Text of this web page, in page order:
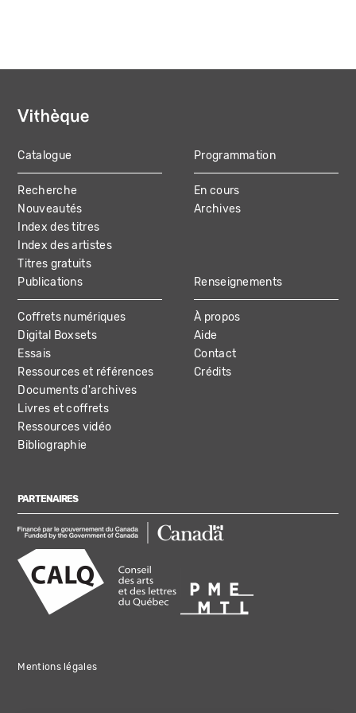
MAIN
NAVIGATION
Catalogue
Recherche
Nouveautés
Index des titres
Index des artistes
Titres gratuits
Programmation
En cours
Archives
Publications
Coffrets numériques
Digital Boxsets
Essais
Ressources et références
Documents d'archives
Livres et coffrets
Ressources vidéo
Bibliographie
Renseignements
À propos
Aide
Contact
Crédits
PARTENAIRES
Mentions légales